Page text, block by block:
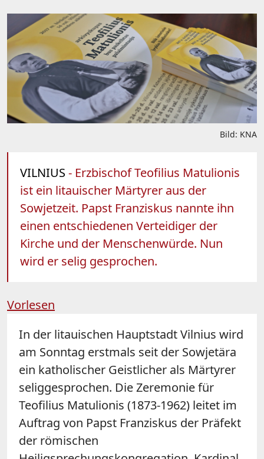
Bild: KNA
VILNIUS - Erzbischof Teofilius Matulionis
ist ein litauischer Märtyrer aus der
Sowjetzeit. Papst Franziskus nannte ihn
einen entschiedenen Verteidiger der
Kirche und der Menschenwürde. Nun
wird er selig gesprochen.
Vorlesen
In der litauischen Hauptstadt Vilnius wird
am Sonntag erstmals seit der Sowjetära
ein katholischer Geistlicher als Märtyrer
seliggesprochen. Die Zeremonie für
Teofilius Matulionis (1873-1962) leitet im
Auftrag von Papst Franziskus der Präfekt
der römischen